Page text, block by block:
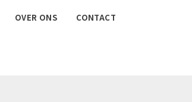
OVER ONS CONTACT